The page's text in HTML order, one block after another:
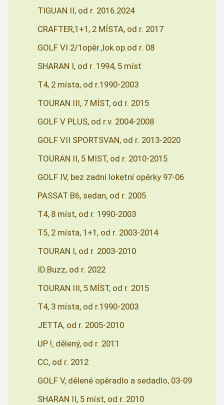
TIGUAN II, od r. 2016.2024
CRAFTER,1+1, 2 MÍSTA, od r. 2017
GOLF VI 2/1opěr.,lok.op.od r. 08
SHARAN I, od r. 1994, 5 míst
T4, 2 místa, od r.1990-2003
TOURAN III, 7 MÍST, od r. 2015
GOLF V PLUS, od r.v. 2004-2008
GOLF VII SPORTSVAN, od r. 2013-2020
TOURAN II, 5 MIST, od r. 2010-2015
GOLF IV, bez zadní loketní opěrky 97-06
PASSAT B6, sedan, od r. 2005
T4, 8 míst, od r. 1990-2003
T5, 2 místa, 1+1, od r. 2003-2014
TOURAN I, od r. 2003-2010
ID.Buzz, od r. 2022
TOURAN III, 5 MÍST, od r. 2015
T4, 3 místa, od r.1990-2003
JETTA, od r. 2005-2010
UP !, dělený, od r. 2011
CC, od r. 2012
GOLF V, dělené opěradlo a sedadlo, 03-09
SHARAN II, 5 míst, od r. 2010